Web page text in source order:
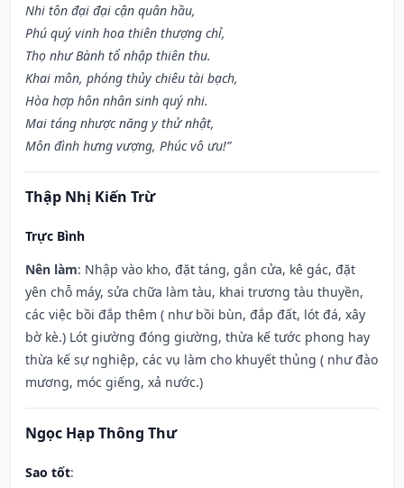
Nhi tôn đại đại cận quân hầu,
Phú quý vinh hoa thiên thượng chỉ,
Thọ như Bành tổ nhập thiên thu.
Khai môn, phóng thủy chiêu tài bạch,
Hòa hợp hôn nhân sinh quý nhi.
Mai táng nhược năng y thử nhật,
Môn đình hưng vượng, Phúc vô ưu!”
Thập Nhị Kiến Trừ
Trực Bình
Nên làm: Nhập vào kho, đặt táng, gắn cửa, kê gác, đặt
yên chỗ máy, sửa chữa làm tàu, khai trương tàu thuyền,
các việc bồi đắp thêm ( như bồi bùn, đắp đất, lót đá, xây
bờ kè.) Lót giường đóng giường, thừa kế tước phong hay
thừa kế sự nghiệp, các vụ làm cho khuyết thủng ( như đào
mương, móc giếng, xả nước.)
Ngọc Hạp Thông Thư
Sao tốt: